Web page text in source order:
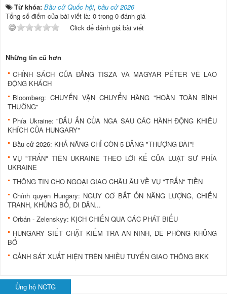
Từ khóa: Bầu cử Quốc hội, bầu cử 2026
Tổng số điểm của bài viết là: 0 trong 0 đánh giá
Click để đánh giá bài viết
Những tin cũ hơn
CHÍNH SÁCH CỦA ĐẢNG TISZA VÀ MAGYAR PÉTER VỀ LAO
ĐỘNG KHÁCH
Bloomberg: CHUYẾN VẬN CHUYỂN HÀNG "HOÀN TOÀN BÌNH
THƯỜNG"
Phía Ukraine: "DẤU ẤN CỦA NGA SAU CÁC HÀNH ĐỘNG KHIÊU
KHÍCH CỦA HUNGARY"
Bầu cử 2026: KHẢ NĂNG CHỈ CÒN 5 ĐẢNG "THƯỢNG ĐÀI"!
VỤ "TRẤN" TIỀN UKRAINE THEO LỜI KỂ CỦA LUẬT SƯ PHÍA
UKRAINE
THÔNG TIN CHO NGOẠI GIAO CHÂU ÂU VỀ VỤ "TRẤN" TIỀN
Chính quyền Hungary: NGUY CƠ BẤT ỔN NĂNG LƯỢNG, CHIẾN
TRANH, KHỦNG BỐ, DI DÂN...
Orbán - Zelenskyy: KỊCH CHIẾN QUA CÁC PHÁT BIỂU
HUNGARY SIẾT CHẶT KIỂM TRA AN NINH, ĐỀ PHÒNG KHỦNG
BỐ
CẢNH SÁT XUẤT HIỆN TRÊN NHIỀU TUYẾN GIAO THÔNG BKK
Ủng hộ NCTG